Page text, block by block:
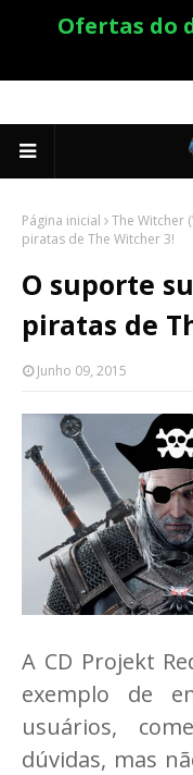
Ofertas do
Página inicial The Witcher
piratas de The Witcher 3!
O suporte
piratas de
Junho 09, 2015
A CD Projekt
exemplo de
usuários,
dúvidas, mas